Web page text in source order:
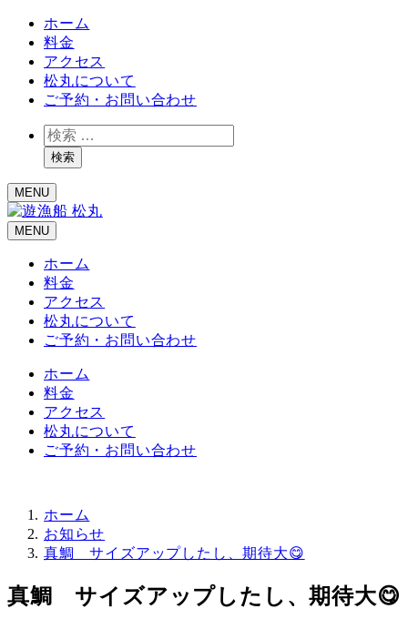
ホーム
料金
アクセス
松丸について
ご予約・お問い合わせ
検
索検索
MENU
MENU
ホーム
料金
アクセス
松丸について
ご予約・お問い合わせ
ホーム
料金
アクセス
松丸について
ご予約・お問い合わせ
ホーム
お知らせ
真鯛 サイズアップしたし、期待大😋
真鯛 サイズアップしたし、期待大😋